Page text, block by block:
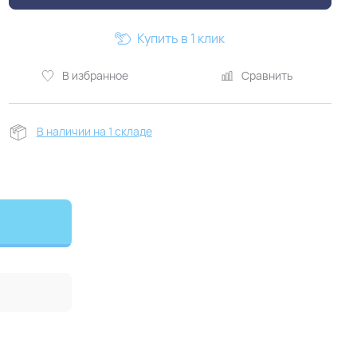
В избранное Сравнить
Купить в 1 клик
В наличии на 1 складе